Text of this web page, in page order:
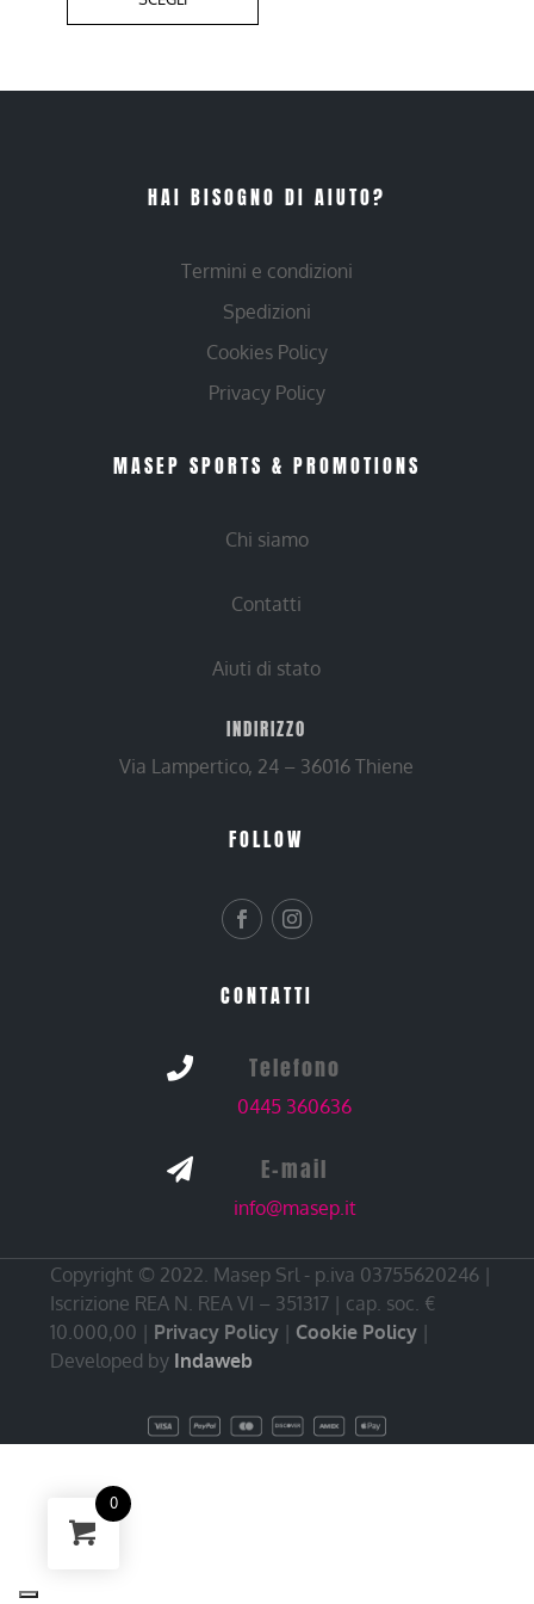
HAI BISOGNO DI AIUTO?
Termini e condizioni
Spedizioni
Cookies Policy
Privacy Policy
MASEP SPORTS & PROMOTIONS
Chi siamo
Contatti
Aiuti di stato
INDIRIZZO
Via Lampertico, 24 – 36016 Thiene
FOLLOW
CONTATTI
 Telefono
0445 360636
 E-mail
info@masep.it
Copyright © 2022. Masep Srl - p.iva 03755620246 |
Iscrizione REA N. REA VI – 351317 | cap. soc. €
10.000,00 | Privacy Policy | Cookie Policy |
Developed by Indaweb
0